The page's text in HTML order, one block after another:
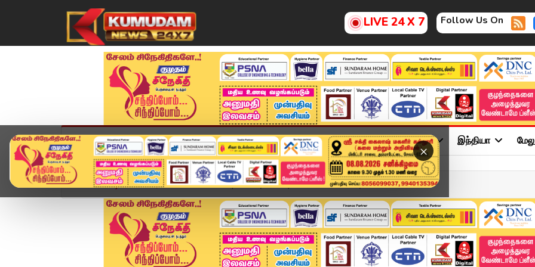
LIVE 24 X 7 Follow Us On
×
முகப்பு விளையாட்டு அண்மை தமிழ்நாடு சினிமா அரசியல் விளையாட்டு இந்தியா
Home வீடியோ ஸ்டோரி District News | 25 May 2026 | Tamil News Today ...